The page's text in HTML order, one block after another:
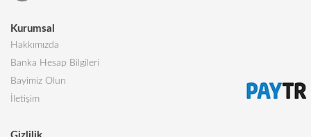
Kurumsal
Hakkımızda
Banka Hesap Bilgileri
Bayimiz Olun
İletişim